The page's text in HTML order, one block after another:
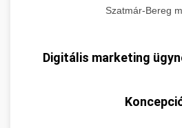
Szatmár-Bereg
Digitális marketing